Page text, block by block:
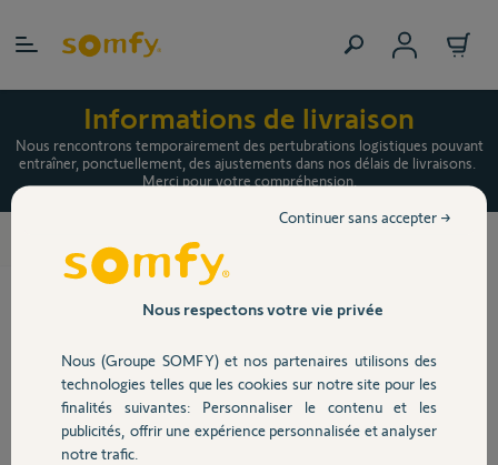
Informations de livraison
Nous rencontrons temporairement des pertubrations logistiques pouvant
entraîner, ponctuellement, des ajustements dans nos délais de livraisons.
Merci pour votre compréhension.
motorisation Somfy
+ 1 chance de gagner l’un des 5
packs « Maison connectée »
Du 20 mars au 30 avril 2023.Offre limitée aux800
Nous respectons votre vie privée
Nous (Groupe SOMFY) et nos partenaires utilisons des
technologies telles que les cookies sur notre site pour les
finalités suivantes: Personnaliser le contenu et les
publicités, offrir une expérience personnalisée et analyser
notre trafic.
Continuer sans accepter →